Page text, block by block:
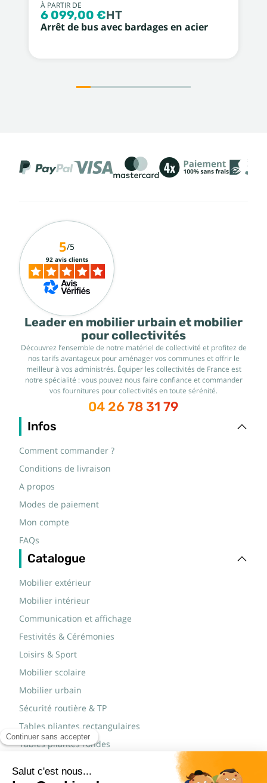
À PARTIR DE
6 099,00 €HT
Arrêt de bus avec bardages en acier
Leader en mobilier urbain et mobilier
pour collectivités
Découvrez l’ensemble de notre matériel de collectivité et profitez de
nos tarifs avantageux pour aménager vos communes et offrir le
meilleur à vos administrés. Équiper les collectivités de France est
notre spécialité : vous pouvez nous faire confiance et commander
vos fournitures pour collectivités en toute sérénité.
04 26 78 31 79
Infos
Comment commander ?
Conditions de livraison
A propos
Modes de paiement
Mon compte
FAQs
Catalogue
Mobilier extérieur
Mobilier intérieur
Communication et affichage
Festivités & Cérémonies
Loisirs & Sport
Mobilier scolaire
Mobilier urbain
Sécurité routière & TP
Tables pliantes rectangulaires
Tables pliantes rondes
5/5
92 avis clients